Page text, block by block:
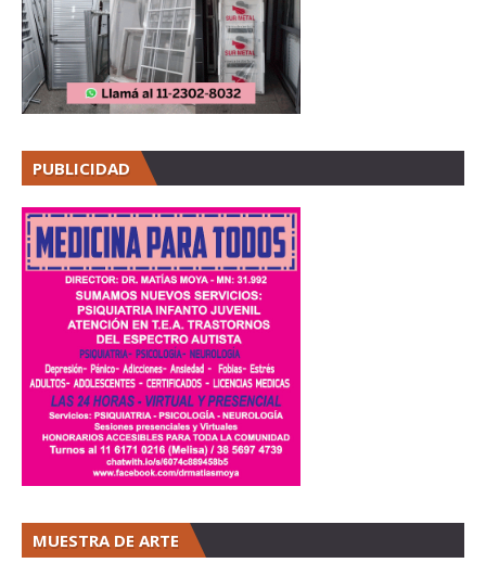
PUBLICIDAD
MUESTRA DE ARTE